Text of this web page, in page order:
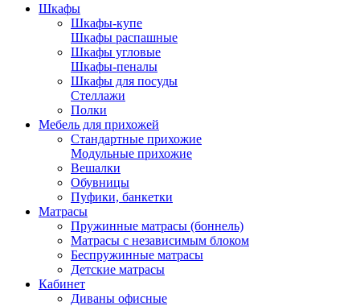
Шкафы
Шкафы-купе
Шкафы распашные
Шкафы угловые
Шкафы-пеналы
Шкафы для посуды
Стеллажи
Полки
Мебель для прихожей
Стандартные прихожие
Модульные прихожие
Вешалки
Обувницы
Пуфики, банкетки
Матрасы
Пружинные матрасы (боннель)
Матрасы с независимым блоком
Беспружинные матрасы
Детские матрасы
Кабинет
Диваны офисные